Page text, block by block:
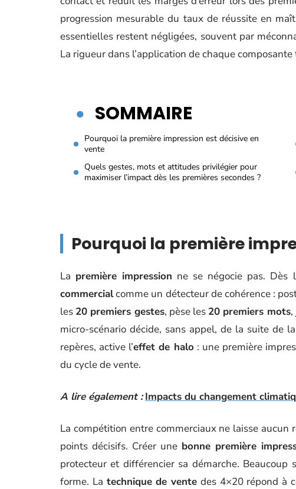
progression mesurable du taux de réussite en
essentielles restent négligées, souvent par
La rigueur dans l’application de chaque
SOMMAIRE
Pourquoi la première impression est décisive en
vente
Quels gestes, mots et attitudes privilégier pour
maximiser l’impact dès les premières secondes ?
Pourquoi la première
La première impression ne se négocie pas. Dès
commercialcomme un détecteur de cohérence :
les 20 premiers gestes, pèse les 20 premiers mots,
micro-scénario décide, sans appel, de la suite de la
repères, active l’effet de halo : une première
du cycle de vente.
A lire également : Impacts du changement
La compétition entre commerciaux ne laisse aucun
points décisifs. Créer une bonne première
protecteur et différencier sa démarche.
forme. La technique de vente des 4×20 répond à